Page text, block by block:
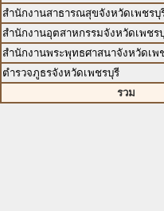
สำนักงานสาธารณสุขจังหวัดเพชรบุ
สำนักงานอุตสาหกรรมจังหวัดเพชร
สำนักงานพระพุทธศาสนาจังหวัดเพ
ตำรวจภูธรจังหวัดเพชรบุรี
รวม